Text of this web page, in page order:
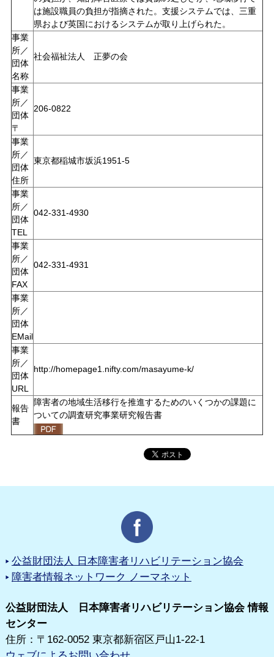
は施設職員の負担が指摘された。支援システムでは、三重
県および英国におけるシステムが取り上げられた。
事業
所／
団体
名称
社会福祉法人 正夢の会
事業
所／
団体
〒
206-0822
事業
所／
団体
住所
東京都稲城市坂浜1951-5
事業
所／
団体
TEL
042-331-4930
事業
所／
団体
FAX
042-331-4931
事業
所／
団体
EMail
事業
所／
団体
URL
http://homepage1.nifty.com/masayume-k/
報告
書
障害者の地域生活移行を推進するためのいくつかの課題に
ついての調査研究事業研究報告書
公益財団法人 日本障害者リハビリテーション協会
障害者情報ネットワーク ノーマネット
公益財団法人 日本障害者リハビリテーション協会 情報
センター
住所：〒162-0052 東京都新宿区戸山1-22-1